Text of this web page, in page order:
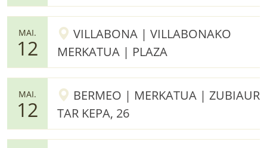
MAI.
12
VILLABONA | VILLABONAKO
MERKATUA | PLAZA
MAI.
12
BERMEO | MERKATUA | ZUBIAUR
TAR KEPA, 26